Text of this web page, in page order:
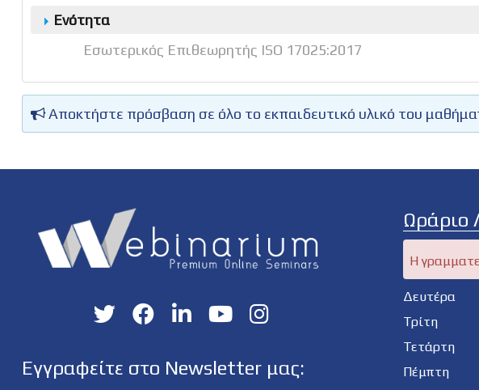
Ενότητα
Εσωτερικός Επιθεωρητής ISO 17025:2017
Αποκτήστε πρόσβαση σε όλο το εκπαιδευτικό υλικό του
Εγγραφείτε στο Newsletter μας:
Ωράριο
Η
Δευτέρα
Τρίτη
Τετάρτη
Πέμπτη